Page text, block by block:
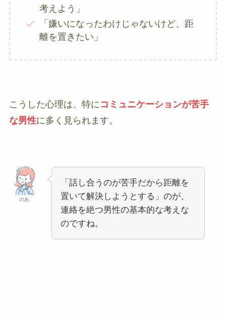
考えよう」
「嫌いになったわけじゃないけど、距
離を置きたい」
こうした心理は、特にコミュニケーションが苦手
な男性に多く見られます。
のあ
「話し合うのが苦手だから距離を
置いて解決しようとする」のが、
連絡を絶つ男性の基本的な考えな
のですね。